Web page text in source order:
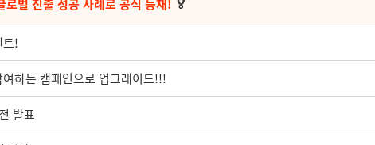
로벌 진출 성공 사례로 공식 등재! 🏅
트!
하는 캠페인으로 업그레이드!!!
발표